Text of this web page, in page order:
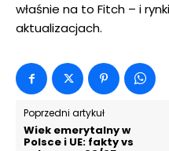
właśnie na to Fitch – i
aktualizacjach.
Poprzedni artykuł
Wiek emerytalny w
Polsce i UE: fakty vs